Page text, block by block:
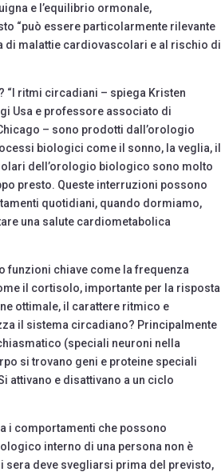
e l’equilibrio ormonale,
“può essere particolarmente rilevante
di malattie cardiovascolari e al rischio di
“I ritmi circadiani – spiega Kristen
Usa e professore associato di
– sono prodotti dall’orologio
biologici come il sonno, la veglia, il
dell’orologio biologico sono molto
presto. Queste interruzioni possono
quotidiani, quando dormiamo,
una salute cardiometabolica
funzioni chiave come la frequenza
il cortisolo, importante per la risposta
ottimale, il carattere ritmico e
il sistema circadiano? Principalmente
(speciali neuroni nella
si trovano geni e proteine speciali
attivano e disattivano a un ciclo
i comportamenti che possono
interno di una persona non è
sera deve svegliarsi prima del previsto,